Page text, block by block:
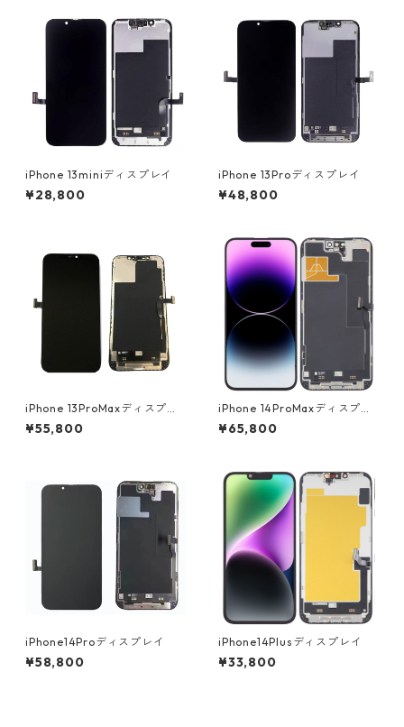
iPhone 13miniディスプレイ
¥28,800
iPhone 13Proディスプレイ
¥48,800
​iPhone 13ProMaxディスプレ
イ
¥55,800
​iPhone 14ProMaxディスプレ
イ
¥65,800
iPhone14Proディスプレイ
¥58,800
iPhone14Plusディスプレイ
¥33,800